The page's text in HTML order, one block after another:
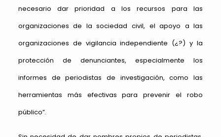
necesario dar prioridad a los recursos para las
organizaciones de la sociedad civil, el apoyo a las
organizaciones de vigilancia independiente (¿?) y la
protección de denunciantes, especialmente los
informes de periodistas de investigación, como las
herramientas más efectivas para prevenir el robo
público”.